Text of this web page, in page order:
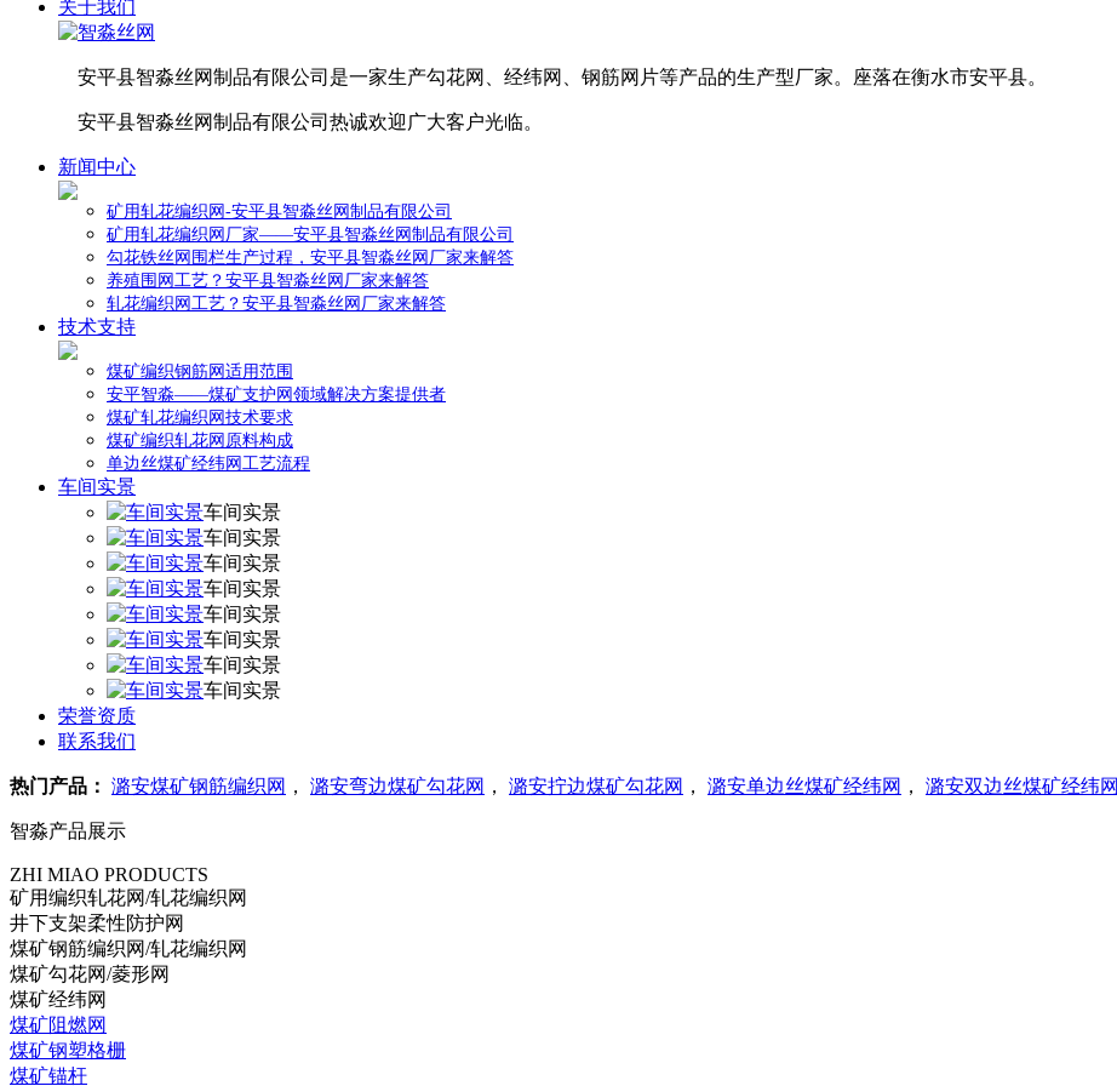
关于我们
安平县智淼丝网制品有限公司是一家生产勾花网、经纬网、钢筋网片等产品的生产型厂家。座落在衡水市安平县。
安平县智淼丝网制品有限公司热诚欢迎广大客户光临。
新闻中心
矿用轧花编织网-安平县智淼丝网制品有限公司
矿用轧花编织网厂家——安平县智淼丝网制品有限公司
勾花铁丝网围栏生产过程，安平县智淼丝网厂家来解答
养殖围网工艺？安平县智淼丝网厂家来解答
轧花编织网工艺？安平县智淼丝网厂家来解答
技术支持
煤矿编织钢筋网适用范围
安平智淼——煤矿支护网领域解决方案提供者
煤矿轧花编织网技术要求
煤矿编织轧花网原料构成
单边丝煤矿经纬网工艺流程
车间实景
车间实景
车间实景
车间实景
车间实景
车间实景
车间实景
车间实景
车间实景
荣誉资质
联系我们
热门产品： 潞安煤矿钢筋编织网 ， 潞安弯边煤矿勾花网 ， 潞安拧边煤矿勾花网 ， 潞安单边丝煤矿经纬网 ， 潞安双边丝煤矿经纬网
智淼产品展示
ZHI MIAO PRODUCTS
矿用编织轧花网/轧花编织网
井下支架柔性防护网
煤矿钢筋编织网/轧花编织网
煤矿勾花网/菱形网
煤矿经纬网
煤矿阻燃网
煤矿钢塑格栅
煤矿锚杆